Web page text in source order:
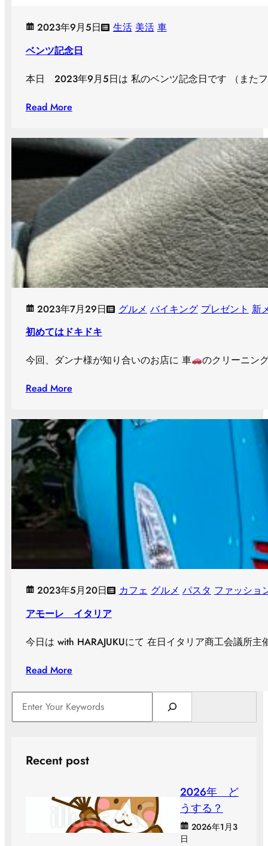
2023年9月5日 生活 美活 車
ベンツ記念日
本日 2023年9月５日は 私のベンツ記念日です （また
Read More
2023年7月29日 グルメ バイキング プレゼント 新
初めてはドキドキ
今回、ダンナ様が知り合いのお店に 車 のクリーニン
Read More
2023年5月20日 カフェ グルメ パスタ ファッショ
アモーレ イタリア
今日は with HARAJUKUにて 在日イタリア商工会議
Read More
a
Recent post
２０２６年 ど
うする？
2026年1月3
日